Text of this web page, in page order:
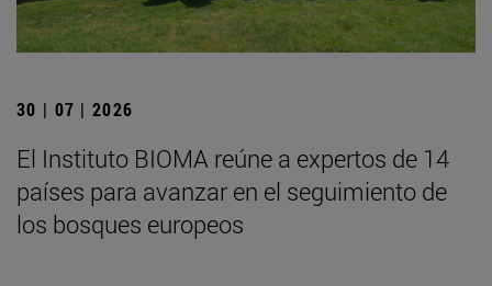
30 | 07 | 2026
El Instituto BIOMA reúne a expertos de 14
países para avanzar en el seguimiento de
los bosques europeos